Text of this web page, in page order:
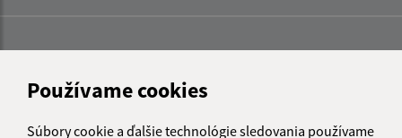
Používame cookies
Súbory cookie a ďalšie technológie sledovania používame